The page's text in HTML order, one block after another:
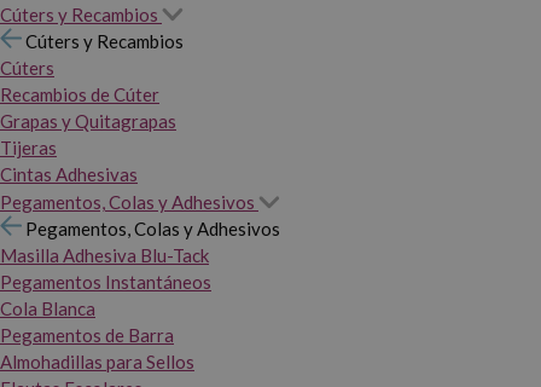
Cúters y Recambios
Cúters y Recambios
Cúters
Recambios de Cúter
Grapas y Quitagrapas
Tijeras
Cintas Adhesivas
Pegamentos, Colas y Adhesivos
Pegamentos, Colas y Adhesivos
Masilla Adhesiva Blu-Tack
Pegamentos Instantáneos
Cola Blanca
Pegamentos de Barra
Almohadillas para Sellos